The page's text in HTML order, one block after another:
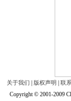
关于我们 版权声明
联
Copyright © 2001-2009